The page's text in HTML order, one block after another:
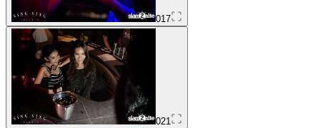
017
021